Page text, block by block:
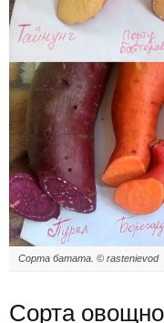
Сорта батата. © rastenievod
Сорта